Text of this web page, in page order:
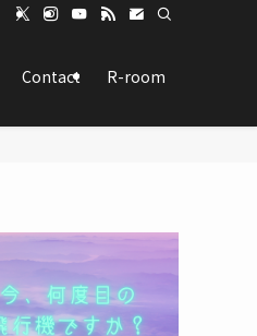
Contact R-room